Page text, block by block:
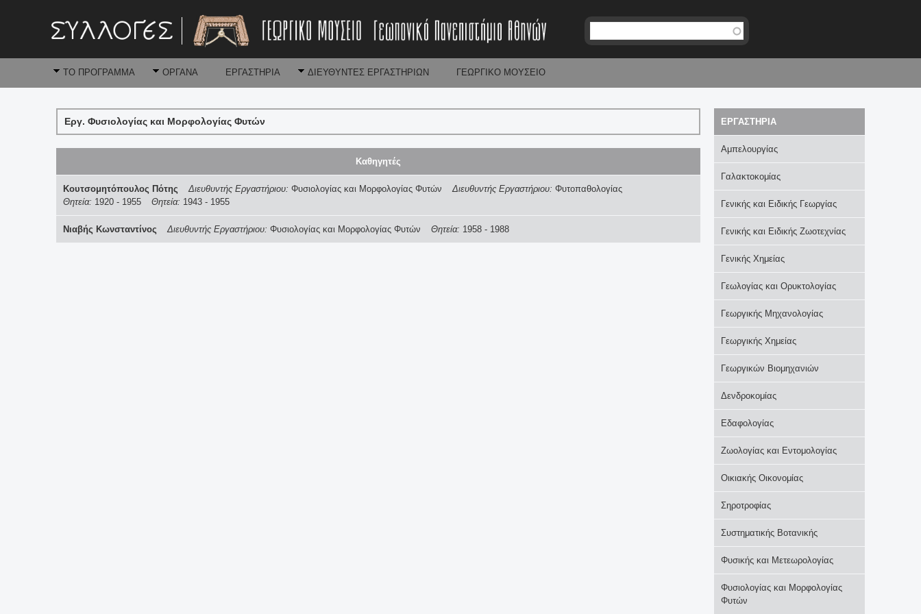
α
Αναζήτηση
ΤΟ ΠΡΟΓΡΑΜΜΑ ΟΡΓΑΝΑ ΕΡΓΑΣΤΗΡΙΑ ΔΙΕΥΘΥΝΤΕΣ ΕΡΓΑΣΤΗΡΙΩΝ ΓΕΩΡΓΙΚΟ ΜΟΥΣΕΙΟ
Εργ. Φυσιολογίας και Μορφολογίας Φυτών
Καθηγητές
Κουτσομητόπουλος Πότης Διευθυντής Εργαστήριου: Φυσιολογίας και Μορφολογίας Φυτών Διευθυντής Εργαστήριου: Φυτοπαθολογίας
Θητεία: 1920 - 1955 Θητεία: 1943 - 1955
Νιαβής Κωνσταντίνος Διευθυντής Εργαστήριου: Φυσιολογίας και Μορφολογίας Φυτών Θητεία: 1958 - 1988
EΡΓΑΣΤΗΡΙΑ
Αμπελουργίας
Γαλακτοκομίας
Γενικής και Ειδικής Γεωργίας
Γενικής και Ειδικής Ζωοτεχνίας
Γενικής Χημείας
Γεωλογίας και Ορυκτολογίας
Γεωργικής Μηχανολογίας
Γεωργικής Χημείας
Γεωργικών Βιομηχανιών
Δενδροκομίας
Εδαφολογίας
Ζωολογίας και Εντομολογίας
Οικιακής Οικονομίας
Σηροτροφίας
Συστηματικής Βοτανικής
Φυσικής και Μετεωρολογίας
Φυσιολογίας και Μορφολογίας
Φυτών